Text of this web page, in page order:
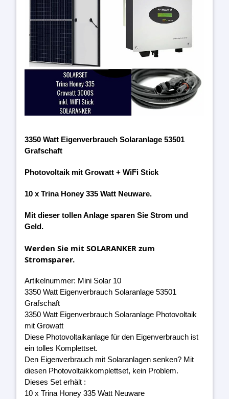
3350 Watt Eigenverbrauch Solaranlage 53501
Grafschaft
Photovoltaik mit Growatt + WiFi Stick
10 x Trina Honey 335 Watt Neuware.
Mit dieser tollen Anlage sparen Sie Strom und
Geld.
Werden Sie mit SOLARANKER zum
Stromsparer.
Artikelnummer: Mini Solar 10
3350 Watt Eigenverbrauch Solaranlage 53501
Grafschaft
3350 Watt Eigenverbrauch Solaranlage Photovoltaik
mit Growatt
Diese Photovoltaikanlage für den Eigenverbrauch ist
ein tolles Komplettset.
Den Eigenverbrauch mit Solaranlagen senken? Mit
diesen Photovoltaikkomplettset, kein Problem.
Dieses Set erhält :
10 x Trina Honey 335 Watt Neuware